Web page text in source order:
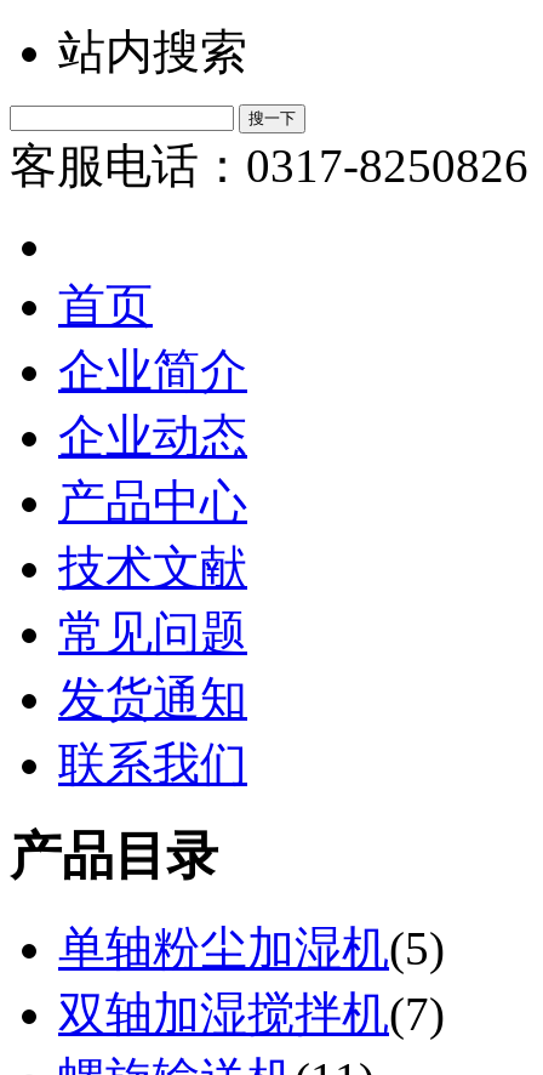
站内搜索
客服电话：0317-8250826
首页
企业简介
企业动态
产品中心
技术文献
常见问题
发货通知
联系我们
产品目录
单轴粉尘加湿机(5)
双轴加湿搅拌机(7)